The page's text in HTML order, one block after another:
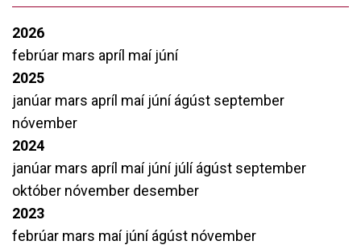
2026
febrúar mars apríl maí júní
2025
janúar mars apríl maí júníágúst september
nóvember
2024
janúar mars apríl maí júní júlíágúst september
október nóvember desember
2023
febrúar mars maí júníágúst nóvember